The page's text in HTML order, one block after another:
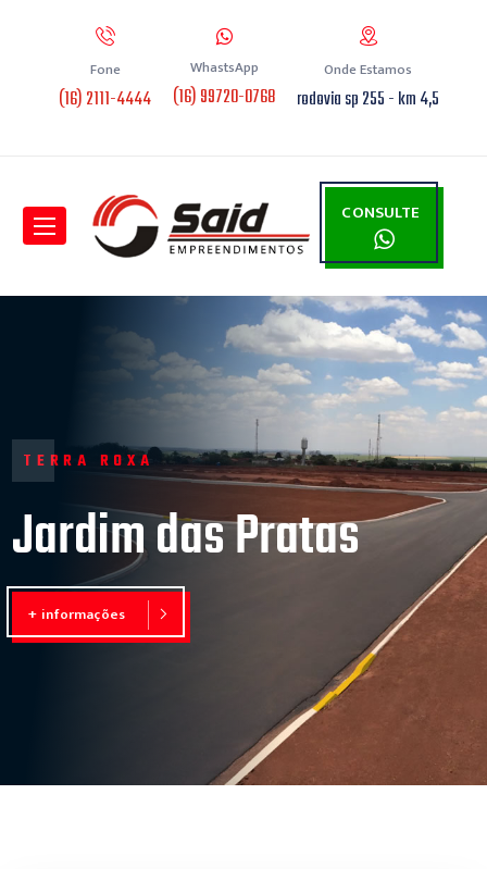
Fone
(16) 2111-4444
WhastsApp
(16) 99720-0768
Onde Estamos
rodovia sp 255 - km 4,5
CONSULTE
TERRA ROXA
Jardim das Pratas
+ informações